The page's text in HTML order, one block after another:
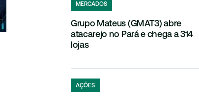
MERCADOS
Grupo Mateus (GMAT3) abre
atacarejo no Pará e chega a 314
lojas
AÇÕES